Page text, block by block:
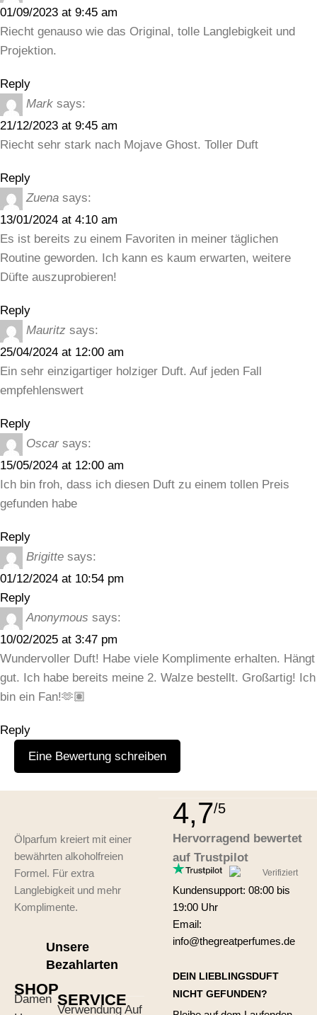
01/09/2023 at 9:45 am
Riecht genauso wie das Original, tolle Langlebigkeit und
Projektion.
Reply
Mark says:
21/12/2023 at 9:45 am
Riecht sehr stark nach Mojave Ghost. Toller Duft
Reply
Zuena says:
13/01/2024 at 4:10 am
Es ist bereits zu einem Favoriten in meiner täglichen
Routine geworden. Ich kann es kaum erwarten, weitere
Düfte auszuprobieren!
Reply
Mauritz says:
25/04/2024 at 12:00 am
Ein sehr einzigartiger holziger Duft. Auf jeden Fall
empfehlenswert
Reply
Oscar says:
15/05/2024 at 12:00 am
Ich bin froh, dass ich diesen Duft zu einem tollen Preis
gefunden habe
Reply
Brigitte says:
01/12/2024 at 10:54 pm
Reply
Anonymous says:
10/02/2025 at 3:47 pm
Wundervoller Duft! Habe viele Komplimente erhalten. Hängt
gut. Ich habe bereits meine 2. Walze bestellt. Großartig! Ich
bin ein Fan!🫶🏽
Reply
Eine Bewertung schreiben
Your email address will not be published. Required fields
are marked *
Comment*
Ölparfum kreiert mit einer
bewährten alkoholfreien
Formel. Für extra
Langlebigkeit und mehr
Komplimente.
Unsere
Bezahlarten
SHOP
Damen SERVICE
Verwendung Auf
4,7/5
Hervorragend bewertet
auf Trustpilot
Verifiziert
Kundensupport: 08:00 bis
19:00 Uhr
Email:
info@thegreatperfumes.de
DEIN LIEBLINGSDUFT
NICHT GEFUNDEN?